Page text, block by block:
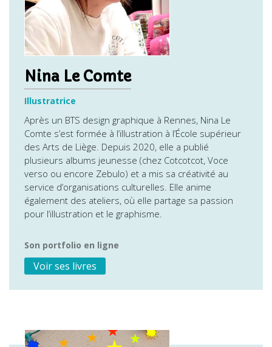
Nina Le Comte
Illustratrice
Après un BTS design graphique à Rennes, Nina Le
Comte s’est formée à l’illustration à l’École supérieur
des Arts de Liège. Depuis 2020, elle a publié
plusieurs albums jeunesse (chez Cotcotcot, Voce
verso ou encore Zebulo) et a mis sa créativité au
service d’organisations culturelles. Elle anime
également des ateliers, où elle partage sa passion
pour l’illustration et le graphisme.
Son portfolio en ligne
Voir ses livres